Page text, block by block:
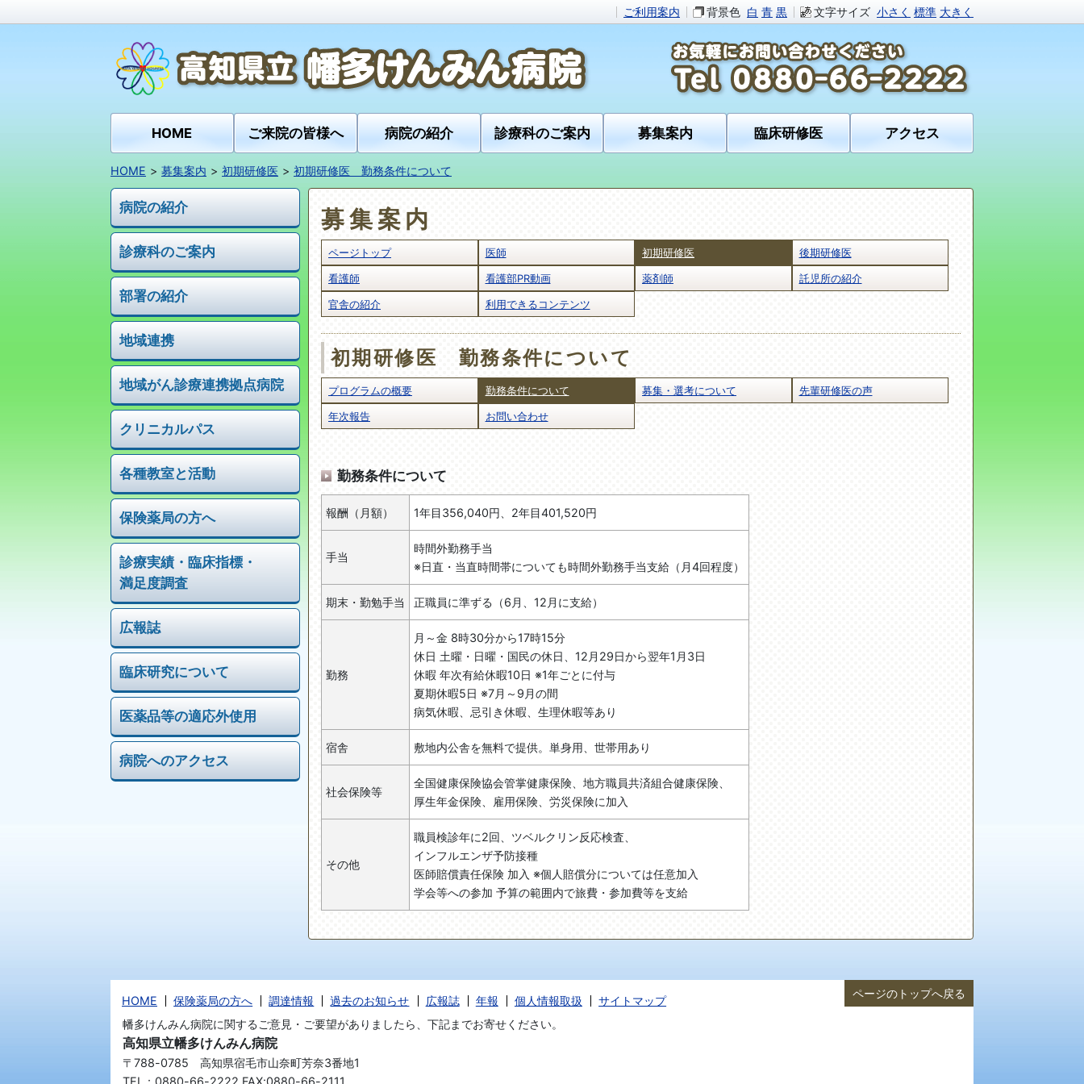
ご利用案内 背景色 白 青 黒 文字サイズ 小さく 標準 大きく
HOME ご来院の皆様へ 病院の紹介 診療科のご案内 募集案内 臨床研修医 アクセス
HOME 募集案内 初期研修医 初期研修医 勤務条件について
病院の紹介
診療科のご案内
部署の紹介
地域連携
地域がん診療連携拠点病院
クリニカルパス
各種教室と活動
保険薬局の方へ
診療実績・ 臨床指標・
満足度調査
広報誌
臨床研究について
医薬品等の適応外使用
病院へのアクセス
募集案内
ページトップ 医師 初期研修医
後期研修医
看護師
看護部PR動画 薬剤師
託児所の紹介
官舎の紹介
利用できるコンテンツ
初期研修医 勤務条件について
プログラムの概要 勤務条件について 募集・選考について
先輩研修医の声
年次報告
お問い合わせ
勤務条件について
報酬（月額） 1年目356,040円、2年目401,520円
手当
時間外勤務手当
※日直・当直時間帯についても時間外勤務手当支給（月4回程度）
期末・勤勉手当 正職員に準ずる（6月、12月に支給）
勤務
月～金 8時30分から17時15分
休日 土曜・日曜・国民の休日、12月29日から翌年1月3日
休暇 年次有給休暇10日 ※1年ごとに付与
夏期休暇5日 ※7月～9月の間
病気休暇、忌引き休暇、生理休暇等あり
宿舎 敷地内公舎を無料で提供。単身用、世帯用あり
社会保険等
全国健康保険協会管掌健康保険、地方職員共済組合健康保険、
厚生年金保険、雇用保険、労災保険に加入
その他
職員検診年に2回、ツベルクリン反応検査、
インフルエンザ予防接種
医師賠償責任保険 加入 ※個人賠償分については任意加入
学会等への参加 予算の範囲内で旅費・参加費等を支給
ページのトップへ戻る
HOME 保険薬局の方へ 調達情報 過去のお知らせ 広報誌 年報 個人情報取扱
サイトマップ
幡多けんみん病院に関するご意見・ご要望がありましたら、下記までお寄せください。
高知県立幡多けんみん病院
〒788-0785 高知県宿毛市山奈町芳奈3番地1
TEL：0880-66-2222 FAX:0880-66-2111